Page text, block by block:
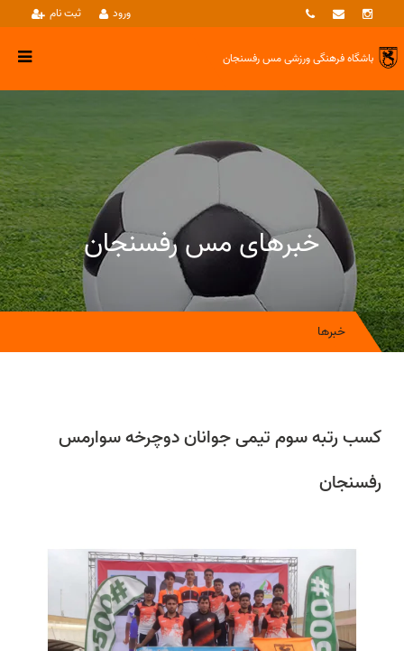
ثبت نام ورود
باشگاه فرهنگی ورزشیمس رفسنجان
خبرهای مس رفسنجان
خبرها
کسب رتبه سوم تیمی جوانان دوچرخه سوارمس
رفسنجان